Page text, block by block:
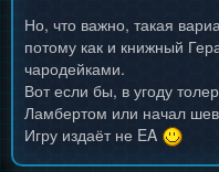
Но, что важно, такая
потому как и книжный
чародейками.
Вот если бы, в угоду
Ламбертом или начал
Игру издаёт не EA